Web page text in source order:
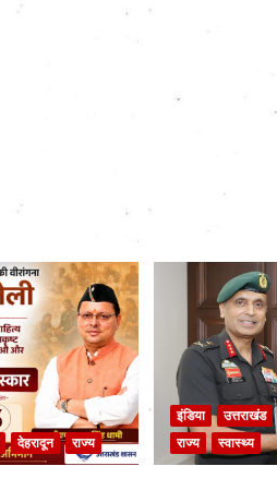
देहरादून राज्य
इंडिया उत्तराखंड
राज्य
स्वास्थ्य